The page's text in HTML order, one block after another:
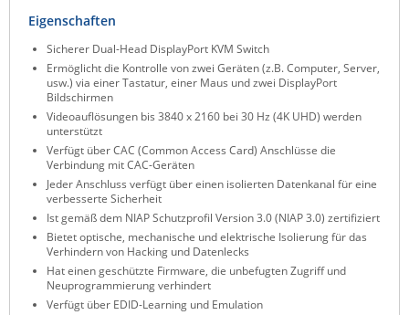
SIRIO Antenne
Sunbird
Tactical Software
TEKTELIC
Teltonika
Unwired Networks
Vision
WATTECO
Westermo
Yuasa
ZPE Systems
Eigenschaften
Sicherer Dual-Head DisplayPort KVM Switch
Ermöglicht die Kontrolle von zwei Geräten (z.B. Computer, Server,
usw.) via einer Tastatur, einer Maus und zwei DisplayPort
Bildschirmen
Videoauflösungen bis 3840 x 2160 bei 30 Hz (4K UHD) werden
unterstützt
Verfügt über CAC (Common Access Card) Anschlüsse die
Verbindung mit CAC-Geräten
Jeder Anschluss verfügt über einen isolierten Datenkanal für eine
verbesserte Sicherheit
Ist gemäß dem NIAP Schutzprofil Version 3.0 (NIAP 3.0) zertifiziert
Bietet optische, mechanische und elektrische Isolierung für das
Verhindern von Hacking und Datenlecks
Hat einen geschützte Firmware, die unbefugten Zugriff und
Neuprogrammierung verhindert
Verfügt über EDID-Learning und Emulation